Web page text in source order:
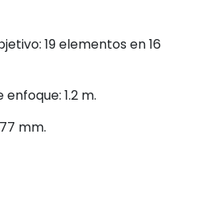
19 elementos en 16
1.2 m.
mm.